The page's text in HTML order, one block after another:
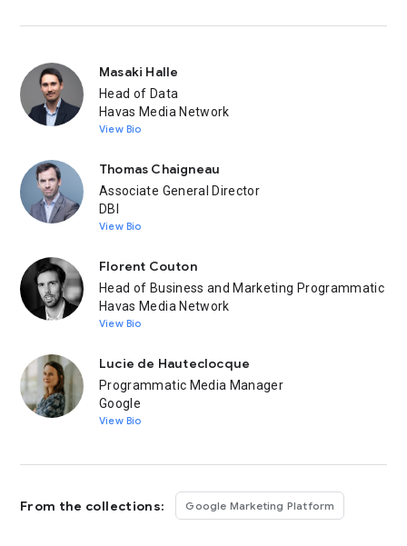
Masaki Halle
Head of Data
Havas Media Network
View Bio
Thomas Chaigneau
Associate General Director
DBI
View Bio
Florent Couton
Head of Business and Marketing Programmatic
Havas Media Network
View Bio
Lucie de Hauteclocque
Programmatic Media Manager
Google
View Bio
From the collections: Google Marketing Platform